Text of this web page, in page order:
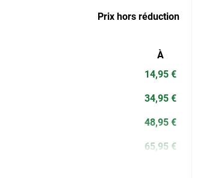
Prix hors réduction
À
14,95 €
34,95 €
48,95 €
65,95 €